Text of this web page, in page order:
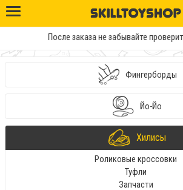
После заказа не забывайте
Фингерборды
Йо-Йо
Хилисы
Роликовые кроссовки
Туфли
Запчасти